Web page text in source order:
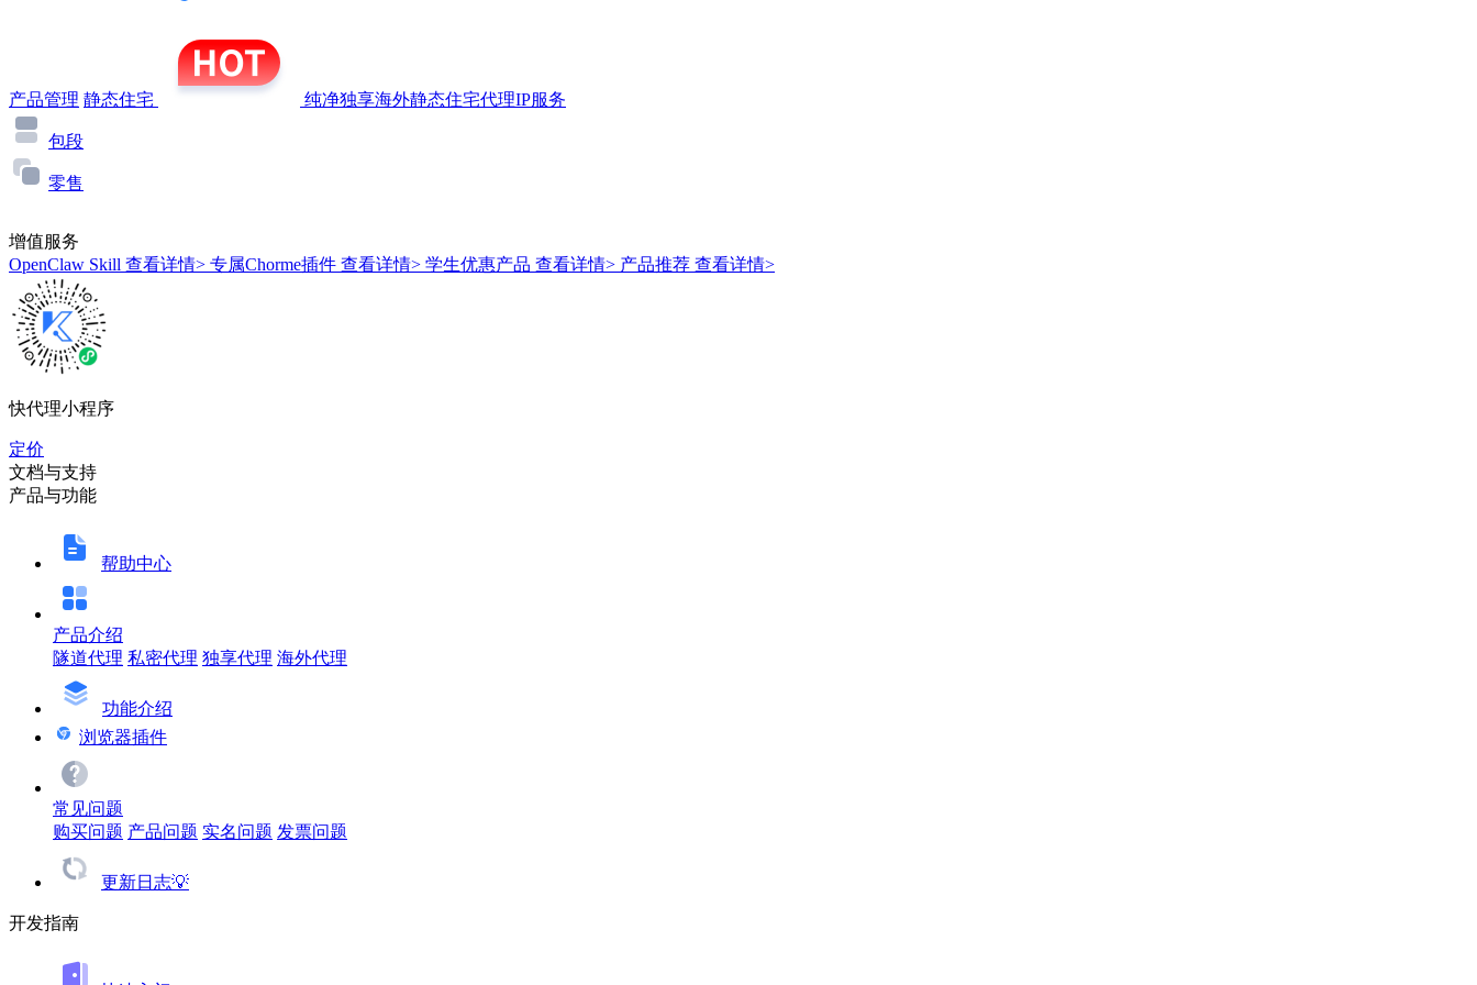
产品管理 静态住宅 纯净独享海外静态住宅代理IP服务
包段
零售
增值服务
OpenClaw Skill 查看详情> 专属Chorme插件 查看详情> 学生优惠产品 查看详情> 产品推荐 查看详情>
快代理小程序
定价
文档与支持
产品与功能
帮助中心
产品介绍
隧道代理 私密代理 独享代理 海外代理
功能介绍
浏览器插件
常见问题
购买问题 产品问题 实名问题 发票问题
更新日志💡
开发指南